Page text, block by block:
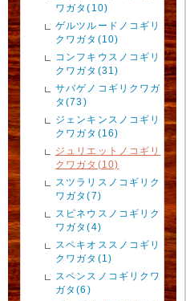
ワガタ(10)
ゲルツルードノコギリ
クワガタ(10)
コンフキウスノコギリ
クワガタ(31)
サバゲノコギリクワガ
タ(73)
ジェンキンスノコギリ
クワガタ(16)
ジュリエットノコギリ
クワガタ(10)
スツラリスノコギリク
ワガタ(7)
スピネウスノコギリク
ワガタ(4)
スペキオススノコギリ
クワガタ(1)
スペンスノコギリクワ
ガタ(6)